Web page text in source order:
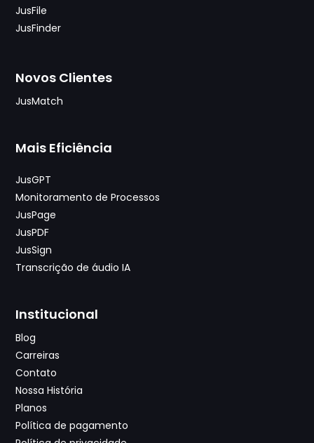
JusFile
JusFinder
Novos Clientes
JusMatch
Mais Eficiência
JusGPT
Monitoramento de Processos
JusPage
JusPDF
JusSign
Transcrição de áudio IA
Institucional
Blog
Carreiras
Contato
Nossa História
Planos
Política de pagamento